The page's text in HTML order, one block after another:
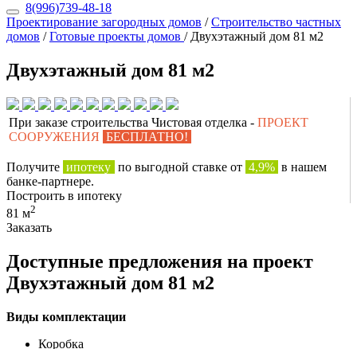
8(996)739-48-18
Проектирование загородных домов /Строительство частных
домов /Готовые проекты домов / Двухэтажный дом 81 м2
Двухэтажный дом 81 м2
При заказе строительства Чистовая отделка - ПРОЕКТ
СООРУЖЕНИЯ БЕСПЛАТНО!
Получите ипотеку по выгодной ставке от 4,9% в нашем
банке-партнере.
Построить в ипотеку
81 м2
Заказать
Доступные предложения на проект
Двухэтажный дом 81 м2
Виды комплектации
Коробка